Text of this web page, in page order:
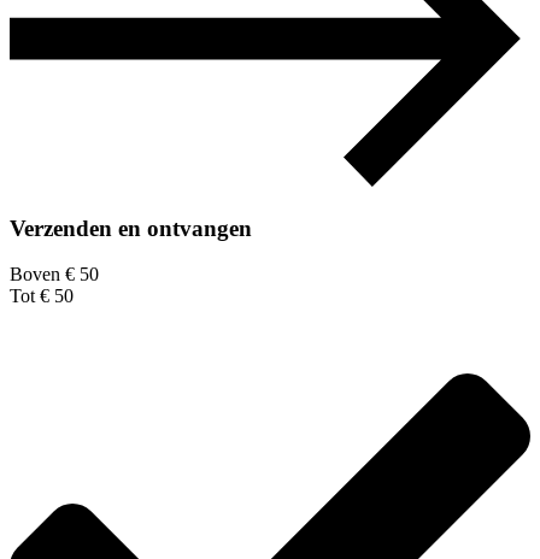
Verzenden en ontvangen
Boven € 50
Tot € 50